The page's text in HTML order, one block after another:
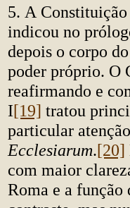
5. A Constituição
indicou no
depois o corpo
poder próprio. O
reafirmando e
I[19] tratou
particular
Ecclesiarum.[20]
com maior
Roma e a função